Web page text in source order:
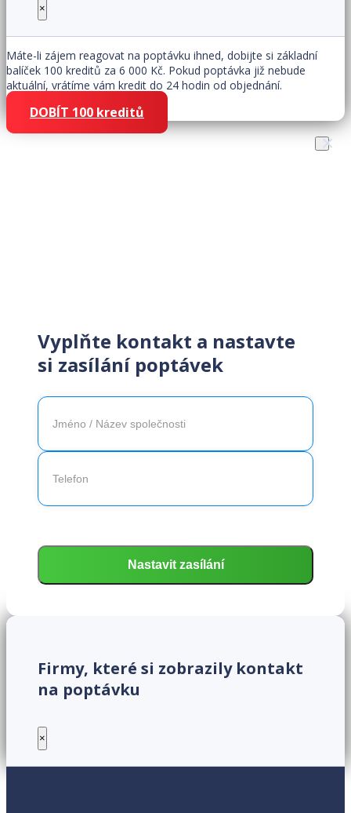
×
Máte-li zájem reagovat na poptávku ihned, dobijte si základní
balíček 100 kreditů za 6 000 Kč. Pokud poptávka již nebude
aktuální, vrátíme vám kredit do 24 hodin od objednání.
DOBÍT 100 kreditů
Vyplňte kontakt a nastavte
si zasílání poptávek
×
Firmy, které si zobrazily kontakt
na poptávku
×